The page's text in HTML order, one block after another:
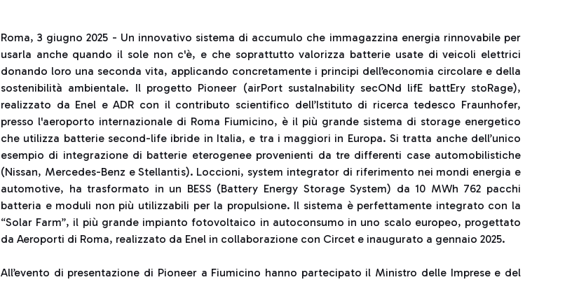
Roma, 3 giugno 2025 - Un innovativo sistema di accumulo che immagazzina energia rinnovabile per
usarla anche quando il sole non c'è, e che soprattutto valorizza batterie usate di veicoli elettrici
donando loro una seconda vita, applicando concretamente i principi dell’economia circolare e della
sostenibilità ambientale. Il progetto Pioneer (airPort sustaInability secONd lifE battEry stoRage),
realizzato da Enel e ADR con il contributo scientifico dell’Istituto di ricerca tedesco Fraunhofer,
presso l'aeroporto internazionale di Roma Fiumicino, è il più grande sistema di storage energetico
che utilizza batterie second-life ibride in Italia, e tra i maggiori in Europa. Si tratta anche dell’unico
esempio di integrazione di batterie eterogenee provenienti da tre differenti case automobilistiche
(Nissan, Mercedes-Benz e Stellantis). Loccioni, system integrator di riferimento nei mondi energia e
automotive, ha trasformato in un BESS (Battery Energy Storage System) da 10 MWh 762 pacchi
batteria e moduli non più utilizzabili per la propulsione. Il sistema è perfettamente integrato con la
“Solar Farm”, il più grande impianto fotovoltaico in autoconsumo in uno scalo europeo, progettato
da Aeroporti di Roma, realizzato da Enel in collaborazione con Circet e inaugurato a gennaio 2025.
All’evento di presentazione di Pioneer a Fiumicino hanno partecipato il Ministro delle Imprese e del